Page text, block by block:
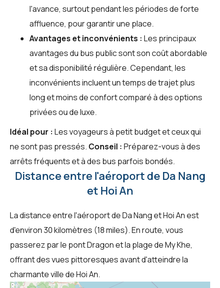
l'avance, surtout pendant les périodes de forte
affluence, pour garantir une place.
Avantages et inconvénients : Les principaux
avantages du bus public sont son coût abordable
et sa disponibilité régulière. Cependant, les
inconvénients incluent un temps de trajet plus
long et moins de confort comparé à des options
privées ou de luxe.
Idéal pour : Les voyageurs à petit budget et ceux qui
ne sont pas pressés. Conseil : Préparez-vous à des
arrêts fréquents et à des bus parfois bondés.
Distance entre l'aéroport de Da Nang
et Hoi An
La distance entre l'aéroport de Da Nang et Hoi An est
d'environ 30 kilomètres (18 miles). En route, vous
passerez par le pont Dragon et la plage de My Khe,
offrant des vues pittoresques avant d'atteindre la
charmante ville de Hoi An.